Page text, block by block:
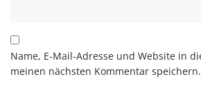
Name, E-Mail-Adresse und Website in
meinen nächsten Kommentar speichern.